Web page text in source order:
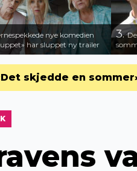
nye komedien
har sluppet ny trailer
3.
skjedde en